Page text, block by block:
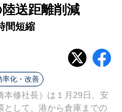
送距離削減
間短縮
率化・改善
修社長）は１月29日、安
として、港から倉庫までの